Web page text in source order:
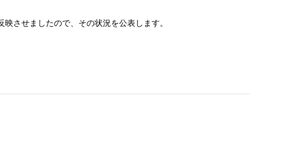
させましたので、その状況を公表します。